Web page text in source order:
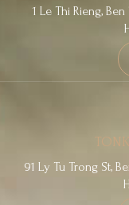
1 Le Thi Rieng,
91 Ly Tu Trong St,